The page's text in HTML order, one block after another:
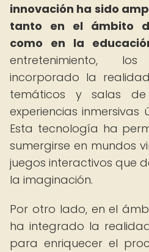
innovación ha sido
tanto en el ámbito
como en la
entretenimiento,
incorporado la
temáticos y salas de
experiencias inmersivas
Esta tecnología ha
sumergirse en mundos
juegos interactivos que
la imaginación.
Por otro lado, en el
ha integrado la
para enriquecer el